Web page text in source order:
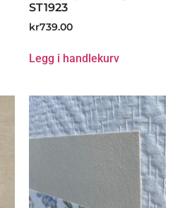
ST1923
kr739.00
Legg i handlekurv